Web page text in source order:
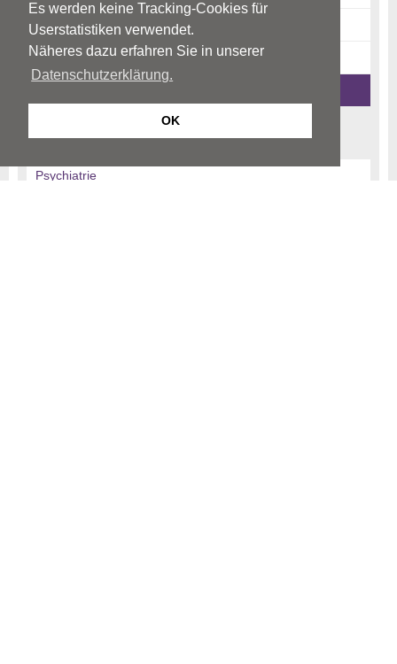
Es werden keine Tracking-Cookies für
Userstatistiken verwendet.
Näheres dazu erfahren Sie in unserer
Datenschutzerklärung.
OK
Risikofaktoren
News-Archiv
Begriffe
Psychiatrie